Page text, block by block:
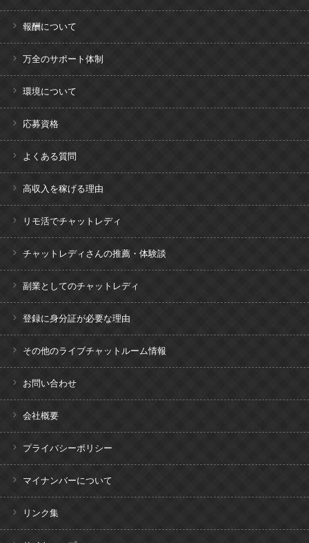
報酬について
万全のサポート体制
環境について
応募資格
よくある質問
高収入を稼げる理由
リモ活でチャットレディ
チャットレディさんの推薦・体験談
副業としてのチャットレディ
登録に身分証が必要な理由
その他のライブチャットルーム情報
お問い合わせ
会社概要
プライバシーポリシー
マイナンバーについて
リンク集